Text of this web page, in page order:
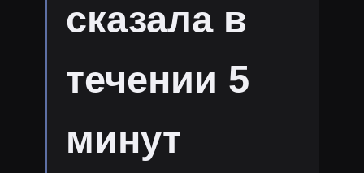
сказала в
течении 5
минут